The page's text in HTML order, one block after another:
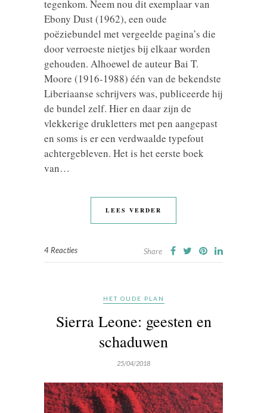
tegenkom. Neem nou dit exemplaar van
Ebony Dust (1962), een oude
poëziebundel met vergeelde pagina’s die
door verroeste nietjes bij elkaar worden
gehouden. Alhoewel de auteur Bai T.
Moore (1916-1988) één van de bekendste
Liberiaanse schrijvers was, publiceerde hij
de bundel zelf. Hier en daar zijn de
vlekkerige drukletters met pen aangepast
en soms is er een verdwaalde typefout
achtergebleven. Het is het eerste boek
van…
LEES VERDER
4 Reacties Share
HET OUDE PLAN
Sierra Leone: geesten en
schaduwen
25/04/2018